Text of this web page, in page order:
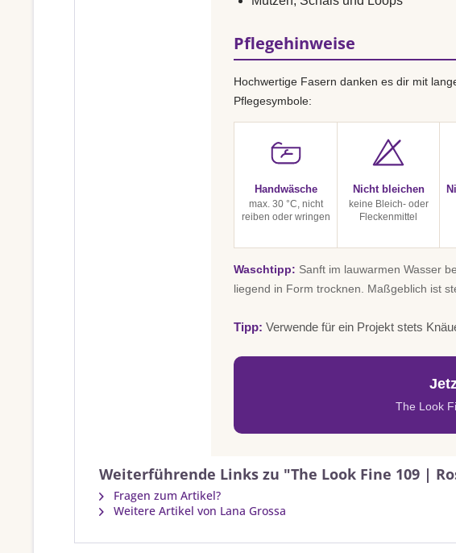
Pflegehinweise
Hochwertige Fasern danken es dir mit
Pflegesymbole:
Handwäsche
max. 30 °C, nicht
reiben oder wringen
Nicht bleichen
keine Bleich- oder
Fleckenmittel
Waschtipp: Sanft im lauwarmen Wasser
liegend in Form trocknen. Maßgeblich ist
Tipp: Verwende für ein Projekt stets
The Look
Weiterführende Links zu "The Look Fine 109 |
Fragen zum Artikel?
Weitere Artikel von Lana Grossa